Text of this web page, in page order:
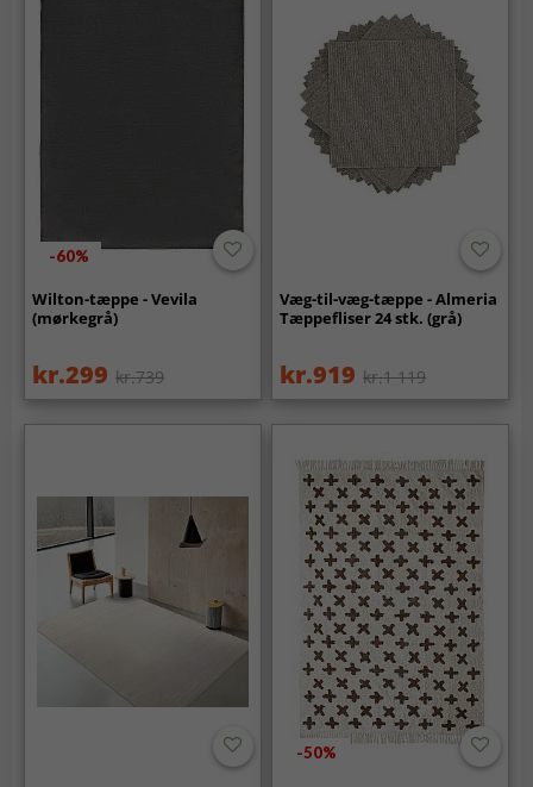
-60%
Wilton-tæppe - Vevila
(mørkegrå)
kr.299 kr.739
Væg-til-væg-tæppe - Almeria
Tæppefliser 24 stk. (grå)
kr.919 kr.1 119
-50%